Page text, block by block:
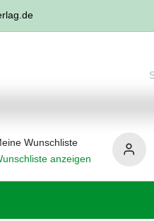
Wunschliste
anzeigen